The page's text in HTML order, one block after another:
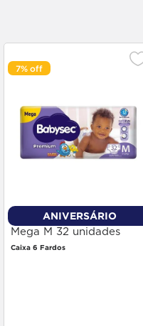
7%
ANIVERSÁRIO
Fralda Babysec Premium
Mega M 32 unidades
Caixa 6 Fardos